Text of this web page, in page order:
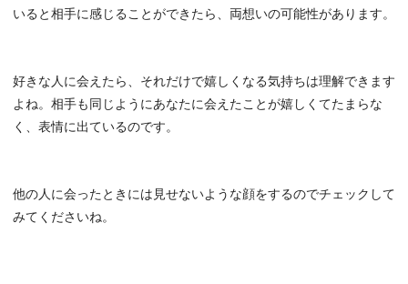
いると相手に感じることができたら、両想いの可能性があります。
好きな人に会えたら、それだけで嬉しくなる気持ちは理解できます
よね。相手も同じようにあなたに会えたことが嬉しくてたまらな
く、表情に出ているのです。
他の人に会ったときには見せないような顔をするのでチェックして
みてくださいね。